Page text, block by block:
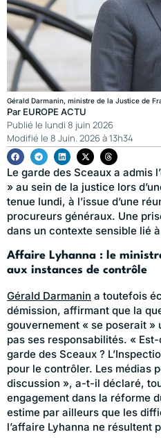
Gérald Darmanin, ministre de la Justice de
Par EUROPE ACTU
Publié le lundi 8 juin 2026
Modifié le 8 Juin. 2026 à 13h34
Le garde des Sceaux a admis
» au sein de la justice lors
tenue lundi, à l’issue d’une
procureurs généraux. Une
dans un contexte sensible lié à
Affaire Lyhanna : le
aux instances de contrôle
Gérald Darmanin a toutefois
démission, affirmant que la
gouvernement « se poserait »
pas ses responsabilités. «
garde des Sceaux ?
pour le contrôler. Les médias
discussion », a-t-il déclaré,
engagement dans la réforme
estime par ailleurs que les
l’affaire Lyhanna ne résultent